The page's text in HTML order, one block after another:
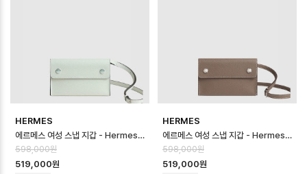
HERMES
에르메스 여성 스냅 지갑 - Hermes Womens Snap Wallet - heb168…
598,000원
519,000원
HERMES
에르메스 여성 스냅 지갑 - Hermes Womens Snap Wallet - heb168…
598,000원
519,000원